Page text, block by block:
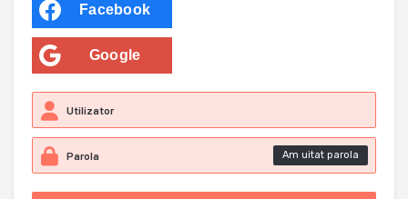
Facebook
Google
Am uitat parola